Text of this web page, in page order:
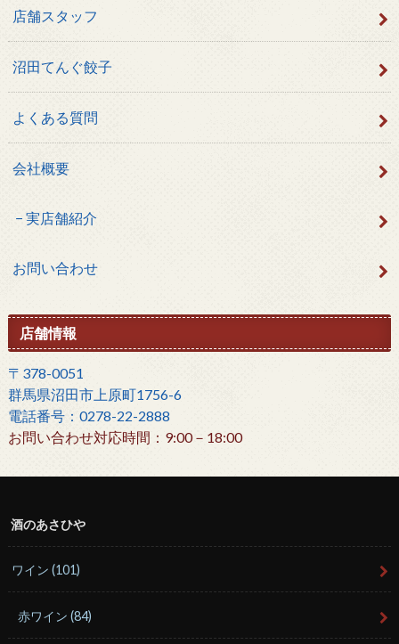
店舗スタッフ
沼田てんぐ餃子
よくある質問
会社概要
実店舗紹介
お問い合わせ
店舗情報
〒378-0051
群馬県沼田市上原町1756-6
電話番号：0278-22-2888
お問い合わせ対応時間：9:00－18:00
酒のあさひや
ワイン(101)
赤ワイン(84)